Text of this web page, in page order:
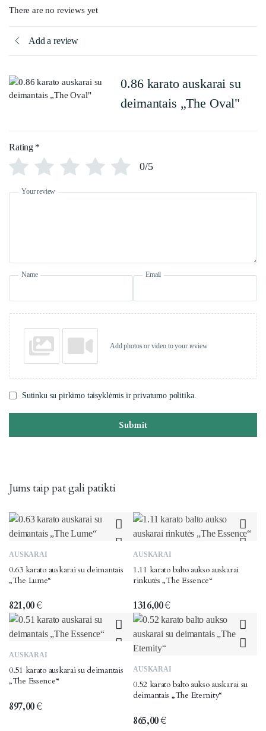
There are no reviews yet
Add a review
0.86 karato auskarai su
deimantais „The Oval"
Rating *
0/5
Your review
Name Email
Add photos or video to your review
Sutinku su pirkimo taisyklėmis ir privatumo politika.
Submit
Jums taip pat gali patikti
AUSKARAI
0.63 karato auskarai su deimantais
„The Lume“
821,00€
AUSKARAI
1.11 karato balto aukso auskarai
rinkutės „The Essence“
1316,00€
AUSKARAI
0.51 karato auskarai su deimantais
„The Essence“
897,00€
AUSKARAI
0.52 karato balto aukso auskarai su
deimantais „The Eternity“
865,00€